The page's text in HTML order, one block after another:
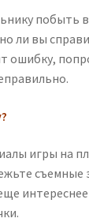
побыть
ли вы
ошибку,
игры на
съемные